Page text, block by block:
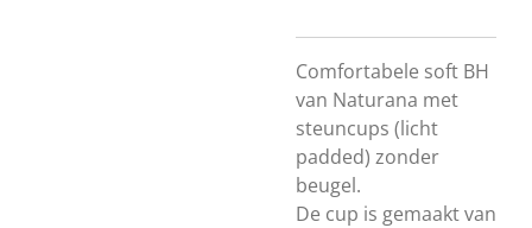
Comfortabele soft BH
van Naturana met
steuncups (licht
padded) zonder
beugel.
De cup is gemaakt van